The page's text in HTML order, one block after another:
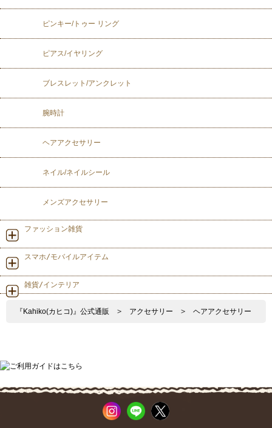
ピンキー/トゥー リング
ピアス/イヤリング
ブレスレット/アンクレット
腕時計
ヘアアクセサリー
ネイル/ネイルシール
メンズアクセサリー
ファッション雑貨
スマホ/モバイルアイテム
雑貨/インテリア
『Kahiko(カヒコ)』公式通販 > アクセサリー > ヘアアクセサリー